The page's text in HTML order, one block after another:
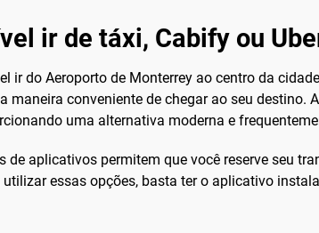
ir de táxi, Cabify ou
ir do Aeroporto de Monterrey ao centro da
maneira conveniente de chegar ao seu destino.
uma alternativa moderna e
de aplicativos permitem que você reserve seu
essas opções, basta ter o aplicativo